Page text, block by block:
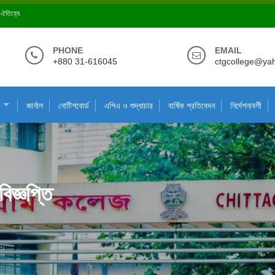
ঐতিহ্যে
PHONE
+880 31-616045
EMAIL
জার্নাল নোটিশবোর্ড এপিএ ও শুদ্ধাচার বার্ষিক প্রতিবেদন নির্দেশনাবলী